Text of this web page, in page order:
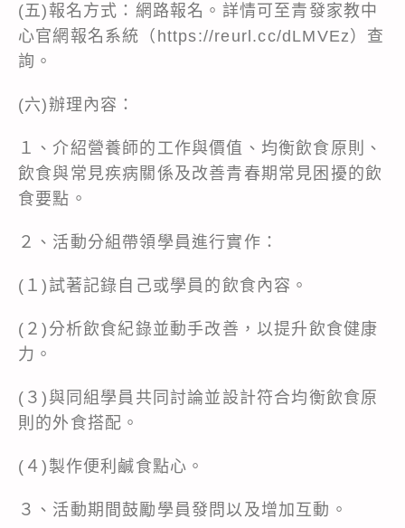
(五)報名方式：網路報名。詳情可至青發家教中
心官網報名系統（ https://reurl.cc/dLMVEz）查
詢。
(六)辦理內容：
１、介紹營養師的工作與價值、均衡飲食原則、
飲食與常見疾病關係及改善青春期常見困擾的飲
食要點。
２、活動分組帶領學員進行實作：
(１)試著記錄自己或學員的飲食內容。
(２)分析飲食紀錄並動手改善，以提升飲食健康
力。
(３)與同組學員共同討論並設計符合均衡飲食原
則的外食搭配。
(４)製作便利鹹食點心。
３、活動期間鼓勵學員發問以及增加互動。